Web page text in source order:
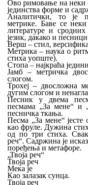
Ово римовање на неки
јединства форме и
Аналитички, то је
метрике. Баве се
литературе и
језик, дакако и
Верш – стил,
Метрика – наука о
стиха уопште).
Стопа – најкраћа
Јамб – метричка
слогом.
Трохеј – двосложна
дугим слогом и
Песник у двема
песмама „За мене“ и
песничка ткања.
Песма „За мене“
као фруле. Дужина
од по три стиха.
реч“. Садржина је
поређења и метафоре.
„Твоја реч“
Твоја реч
Мека је
Као залазак сунца.
Твоја реч